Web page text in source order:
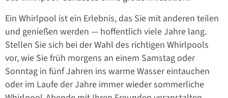
Ein Whirlpool ist ein Erlebnis, das Sie mit anderen teilen
und genießen werden — hoffentlich viele Jahre lang.
Stellen Sie sich bei der Wahl des richtigen Whirlpools
vor, wie Sie früh morgens an einem Samstag oder
Sonntag in fünf Jahren ins warme Wasser eintauchen
oder im Laufe der Jahre immer wieder sommerliche